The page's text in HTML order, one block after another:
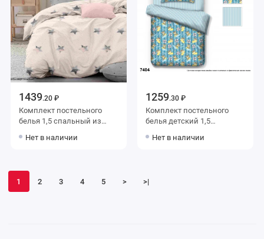
1439.20 ₽
Комплект постельного
белья 1,5 спальный из
70х70 2 шт Звезды
Нет в наличии
1259.30 ₽
Комплект постельного
белья детский 1,5
наволочкой 50х70
Нет в наличии
1 2 3 4 5 > >|